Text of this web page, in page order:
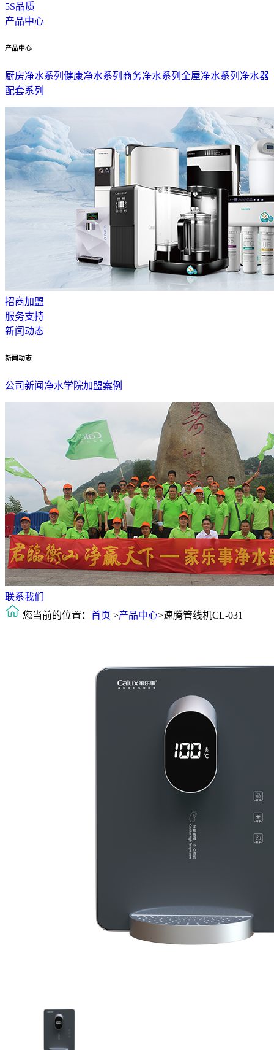
5S品质
产品中心
产品中心
厨房净水系列 健康净水系列 商务净水系列 全屋净水系列 净水器
配套系列
招商加盟
服务支持
新闻动态
新闻动态
公司新闻 净水学院加盟案例
联系我们
您当前的位置： 首页 >产品中心>速腾管线机CL-031